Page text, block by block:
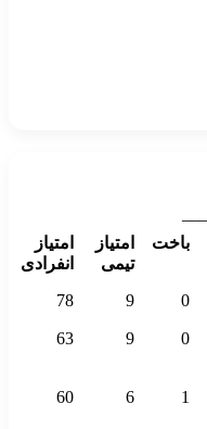
باخت
امتیاز
تیمی
امتیاز
انفرادی
0
9
78
0
9
63
1
6
60